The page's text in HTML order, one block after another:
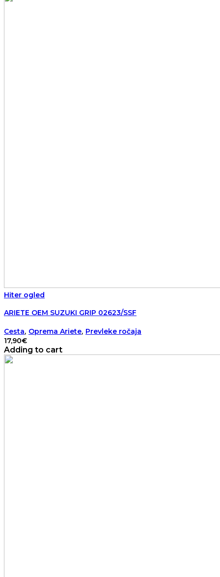
Hiter ogled
ARIETE OEM SUZUKI GRIP 02623/SSF
Cesta, Oprema Ariete, Prevleke ročaja
17,90€
Adding to cart